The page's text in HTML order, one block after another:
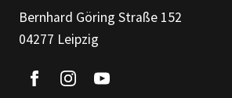
Bernhard Göring Straße 152
04277 Leipzig